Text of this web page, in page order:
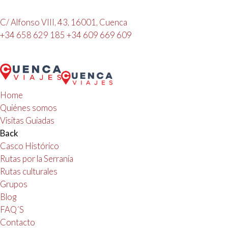
C/ Alfonso VIII, 43, 16001, Cuenca
+34 658 629 185 +34 609 669 609
Home
Quiénes somos
Visitas Guiadas
Back
Casco Histórico
Rutas por la Serranía
Rutas culturales
Grupos
Blog
FAQ´S
Contacto